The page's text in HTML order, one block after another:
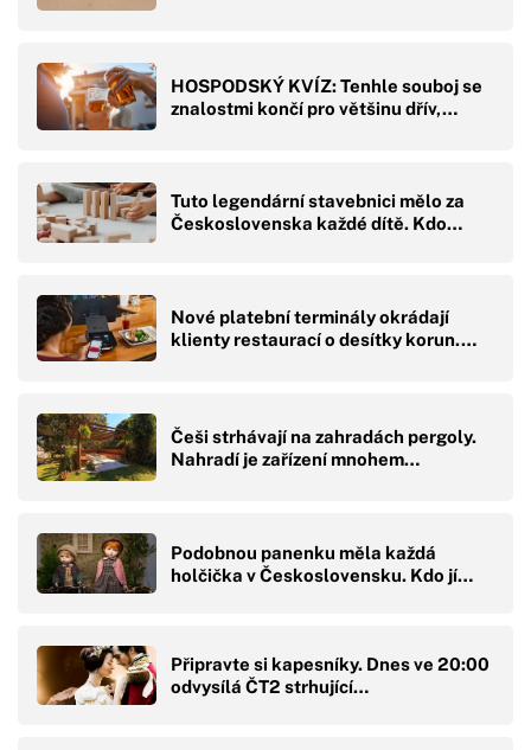
HOSPODSKÝ KVÍZ: Tenhle souboj se
znalostmi končí pro většinu dřív,…
Tuto legendární stavebnici mělo za
Československa každé dítě. Kdo…
Nové platební terminály okrádají
klienty restaurací o desítky korun.…
Češi strhávají na zahradách pergoly.
Nahradí je zařízení mnohem…
Podobnou panenku měla každá
holčička v Československu. Kdo jí…
Připravte si kapesníky. Dnes ve 20:00
odvysílá ČT2 strhující…